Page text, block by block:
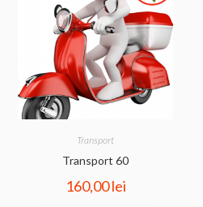
Transport
Transport 60
160,00lei